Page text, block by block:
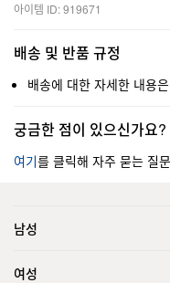
아이템 ID: 919671
배송 및 반품 규정
배송에 대한 자세한 내용은
궁금한 점이 있으신가요?
여기를 클릭해 자주 묻는 질
남성
여성